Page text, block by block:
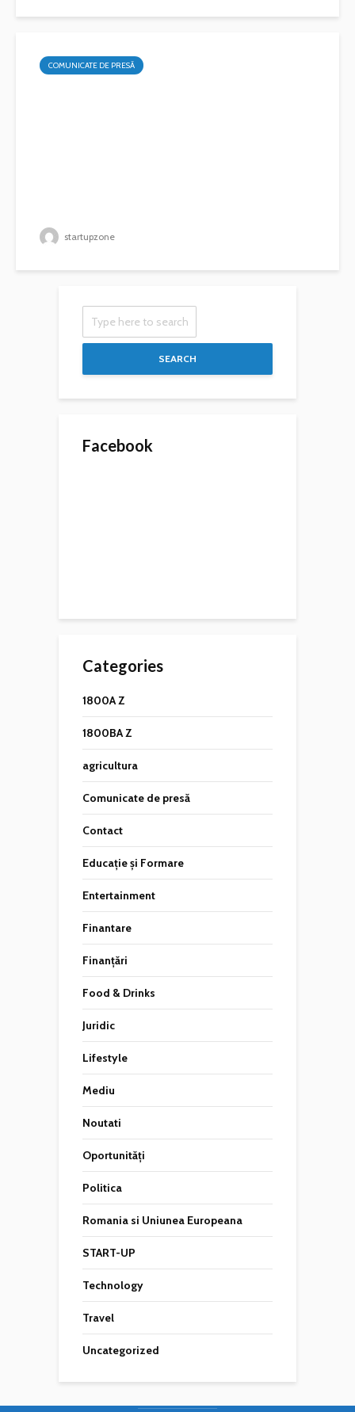
COMUNICATE DE PRESĂ
startupzone
SEARCH
Facebook
Categories
1800A Z
1800BA Z
agricultura
Comunicate de presă
Contact
Educație și Formare
Entertainment
Finantare
Finanțări
Food & Drinks
Juridic
Lifestyle
Mediu
Noutati
Oportunități
Politica
Romania si Uniunea Europeana
START-UP
Technology
Travel
Uncategorized